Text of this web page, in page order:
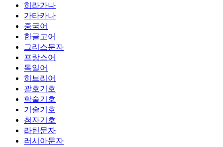
히라가나
가타카나
중국어
한글고어
그리스문자
프랑스어
독일어
히브리어
괄호기호
학술기호
기술기호
첨자기호
라틴문자
러시아문자